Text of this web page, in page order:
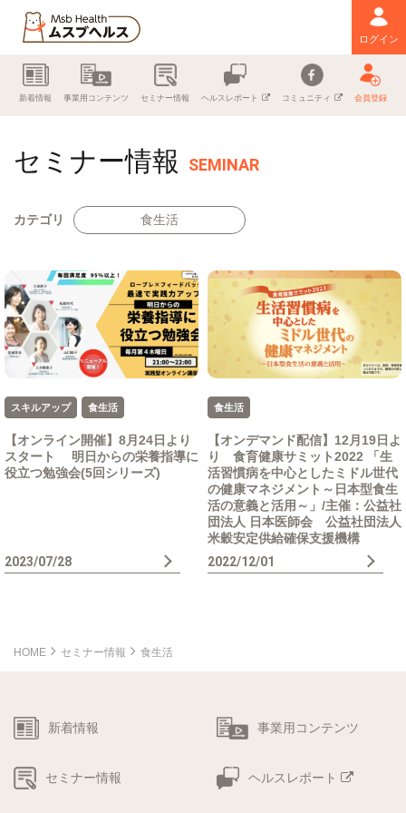
ログイン
新着情報 事業用コンテンツ セミナー情報 ヘルスレポート コミュニティ 会員登録
セミナー情報 SEMINAR
カテゴリ 食生活
スキルアップ 食生活
【オンライン開催】8月24日より
スタート 明日からの栄養指導に
役立つ勉強会(5回シリーズ)
2023/07/28
食生活
【オンデマンド配信】12月19日よ
り 食育健康サミット2022 「生
活習慣病を中心としたミドル世代
の健康マネジメント～日本型食生
活の意義と活用～」/主催：公益社
団法人 日本医師会 公益社団法人
米穀安定供給確保支援機構
2022/12/01
HOME セミナー情報 食生活
新着情報 事業用コンテンツ
セミナー情報 ヘルスレポート